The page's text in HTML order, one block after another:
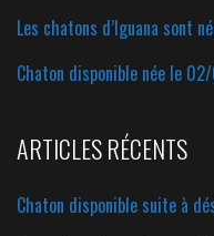
Les chatons d’Iguana sont
Chaton disponible née le
ARTICLES RÉCENTS
Chaton disponible suite à